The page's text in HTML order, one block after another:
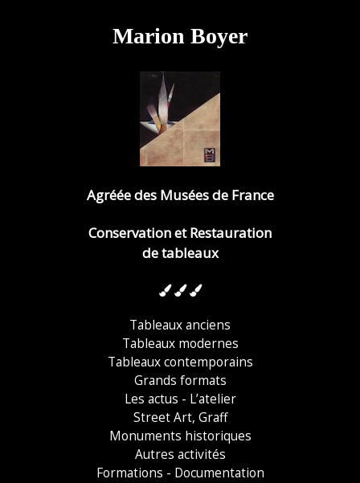
Marion Boyer
Agréée des Musées de France
Conservation et Restauration
de tableaux
Tableaux anciens
Tableaux modernes
Tableaux contemporains
Grands formats
Les actus - L’atelier
Street Art, Graff
Monuments historiques
Autres activités
Formations - Documentation